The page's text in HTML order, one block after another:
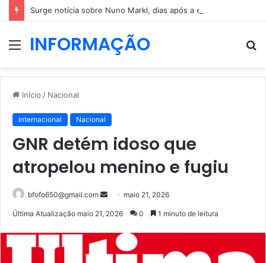
MenuINFORMAÇÃO
Início / Nacional
Internacional Nacional
GNR detém idoso que
atropelou menino e fugiu
bfofo650@gmail.com
Mande
mail
maio 21, 2026
Última Atualização maio 21, 2026 0 1 minuto de leitura